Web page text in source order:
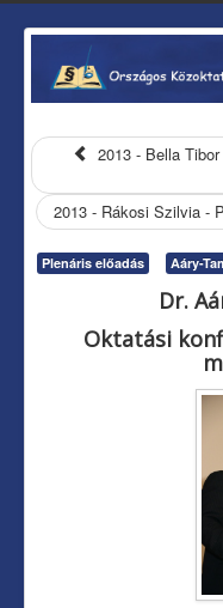
2013 - Bella
2013 - Rákosi Szilvia -
Plenáris előadás Aáry-
Dr.
Oktatási